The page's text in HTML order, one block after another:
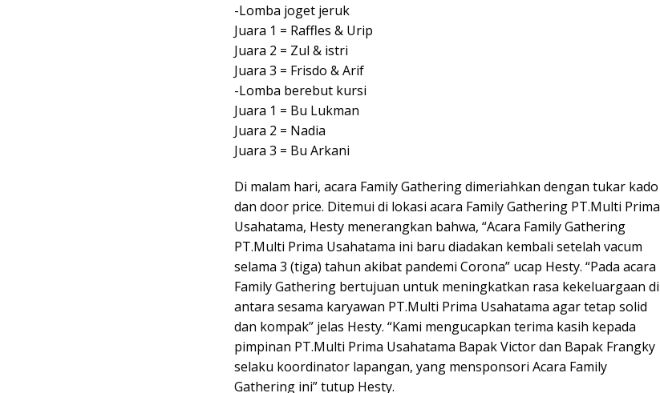
-Lomba joget jeruk
Juara 1 = Raffles & Urip
Juara 2 = Zul & istri
Juara 3 = Frisdo & Arif
-Lomba berebut kursi
Juara 1 = Bu Lukman
Juara 2 = Nadia
Juara 3 = Bu Arkani
Di malam hari, acara Family Gathering dimeriahkan dengan tukar kado
dan door price. Ditemui di lokasi acara Family Gathering PT.Multi Prima
Usahatama, Hesty menerangkan bahwa, “Acara Family Gathering
PT.Multi Prima Usahatama ini baru diadakan kembali setelah vacum
selama 3 (tiga) tahun akibat pandemi Corona” ucap Hesty. “Pada acara
Family Gathering bertujuan untuk meningkatkan rasa kekeluargaan di
antara sesama karyawan PT.Multi Prima Usahatama agar tetap solid
dan kompak” jelas Hesty. “Kami mengucapkan terima kasih kepada
pimpinan PT.Multi Prima Usahatama Bapak Victor dan Bapak Frangky
selaku koordinator lapangan, yang mensponsori Acara Family
Gathering ini” tutup Hesty.